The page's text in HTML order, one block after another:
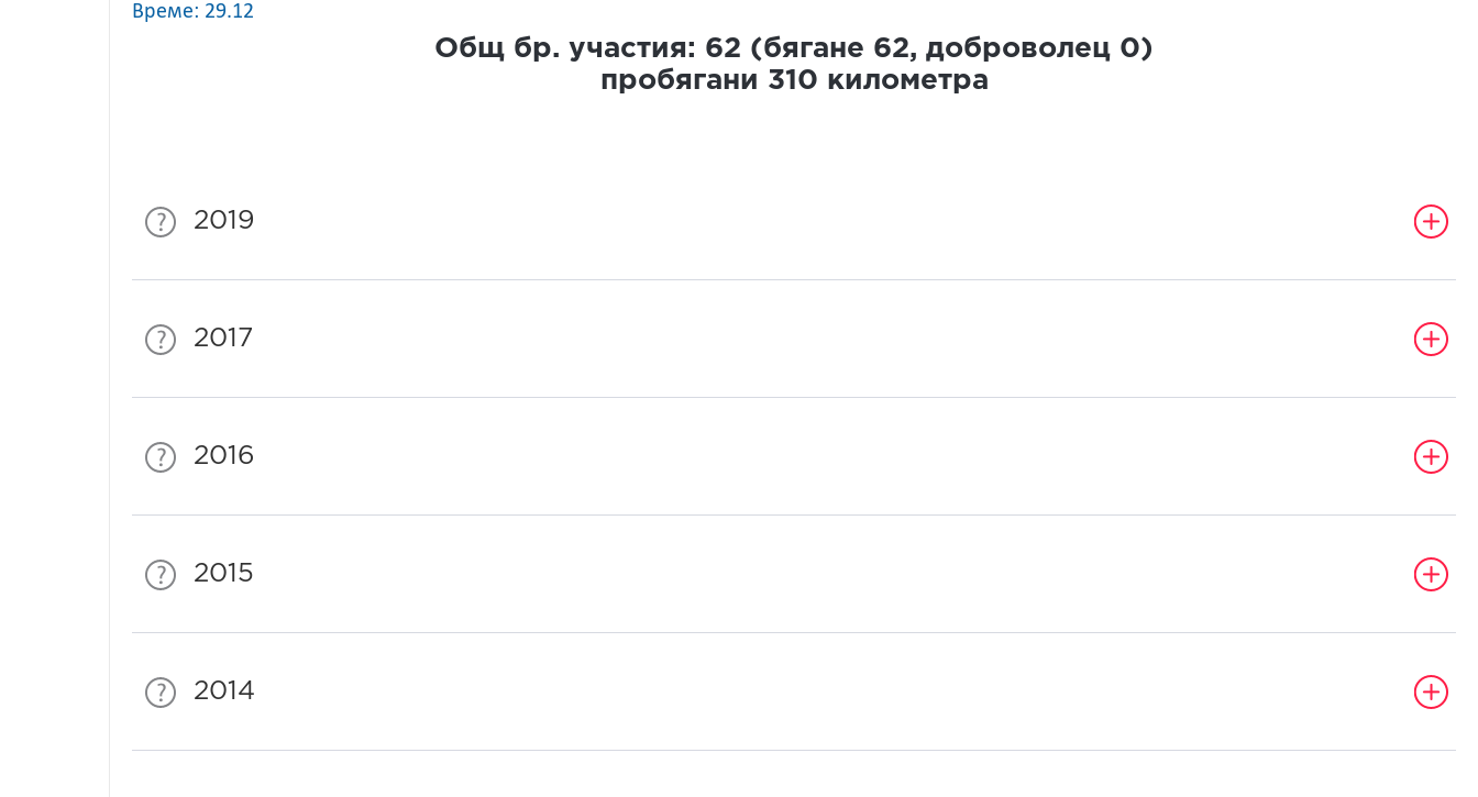
Време: 29.12
Общ бр. участия: 62 (бягане 62, доброволец 0)
пробягани 310 километра
2019
2017
2016
2015
2014